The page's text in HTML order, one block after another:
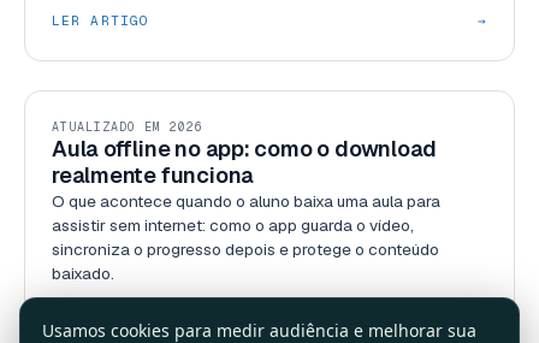
LER ARTIGO →
BLOG
ATUALIZADO EM 2026
Aula offline no app: como o download
realmente funciona
O que acontece quando o aluno baixa uma aula para
assistir sem internet: como o app guarda o vídeo,
sincroniza o progresso depois e protege o conteúdo
baixado.
Usamos cookies para medir audiência e melhorar sua